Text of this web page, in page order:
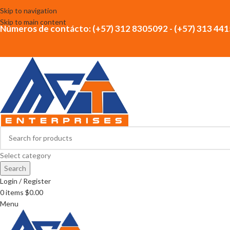
Skip to navigation
Skip to main content
Números de contácto: (+57) 312 8305092 - (+57) 313
Select category
Search
Login / Register
0items $0.00
Menu